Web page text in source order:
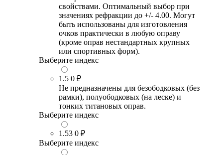
свойствами. Оптимальный выбор при
значениях рефракции до +/- 4.00. Могут
быть использованы для изготовления
очков практически в любую оправу
(кроме оправ нестандартных крупных
или спортивных форм).
Выберите индекс
1.5 0 ₽
Не предназначены для безободковых (без
рамки), полуободковых (на леске) и
тонких титановых оправ.
Выберите индекс
1.53 0 ₽
Выберите индекс